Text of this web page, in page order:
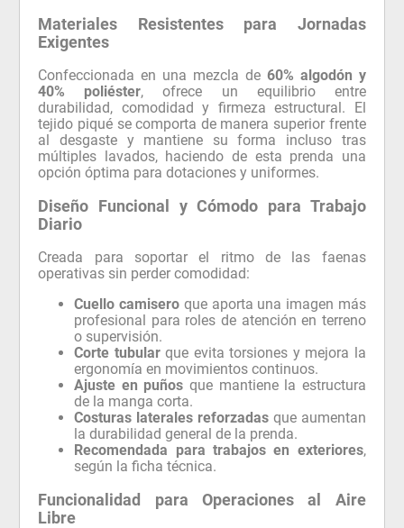
Materiales Resistentes para Jornadas
Exigentes
Confeccionada en una mezcla de 60% algodón y
40% poliéster, ofrece un equilibrio entre
durabilidad, comodidad y firmeza estructural. El
tejido piqué se comporta de manera superior frente
al desgaste y mantiene su forma incluso tras
múltiples lavados, haciendo de esta prenda una
opción óptima para dotaciones y uniformes.
Diseño Funcional y Cómodo para Trabajo
Diario
Creada para soportar el ritmo de las faenas
operativas sin perder comodidad:
Cuello camisero que aporta una imagen más
profesional para roles de atención en terreno
o supervisión.
Corte tubularque evita torsiones y mejora la
ergonomía en movimientos continuos.
Ajuste en puños que mantiene la estructura
de la manga corta.
Costuras laterales reforzadas que aumentan
la durabilidad general de la prenda.
Recomendada para trabajos en exteriores,
según la ficha técnica.
Funcionalidad para Operaciones al Aire
Libre